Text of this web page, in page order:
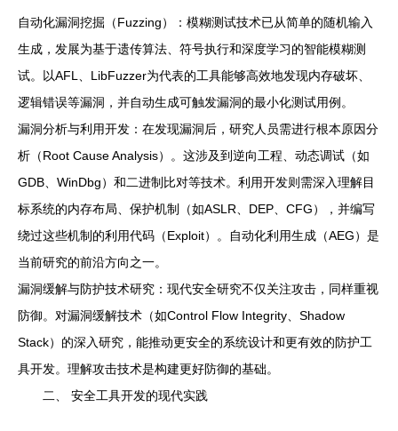
自动化漏洞挖掘（Fuzzing）：模糊测试技术已从简单的随机输入
生成，发展为基于遗传算法、符号执行和深度学习的智能模糊测
试。以AFL、LibFuzzer为代表的工具能够高效地发现内存破坏、
逻辑错误等漏洞，并自动生成可触发漏洞的最小化测试用例。
漏洞分析与利用开发：在发现漏洞后，研究人员需进行根本原因分
析（Root Cause Analysis）。这涉及到逆向工程、动态调试（如
GDB、WinDbg）和二进制比对等技术。利用开发则需深入理解目
标系统的内存布局、保护机制（如ASLR、DEP、CFG），并编写
绕过这些机制的利用代码（Exploit）。自动化利用生成（AEG）是
当前研究的前沿方向之一。
漏洞缓解与防护技术研究：现代安全研究不仅关注攻击，同样重视
防御。对漏洞缓解技术（如Control Flow Integrity、Shadow
Stack）的深入研究，能推动更安全的系统设计和更有效的防护工
具开发。理解攻击技术是构建更好防御的基础。
二、 安全工具开发的现代实践